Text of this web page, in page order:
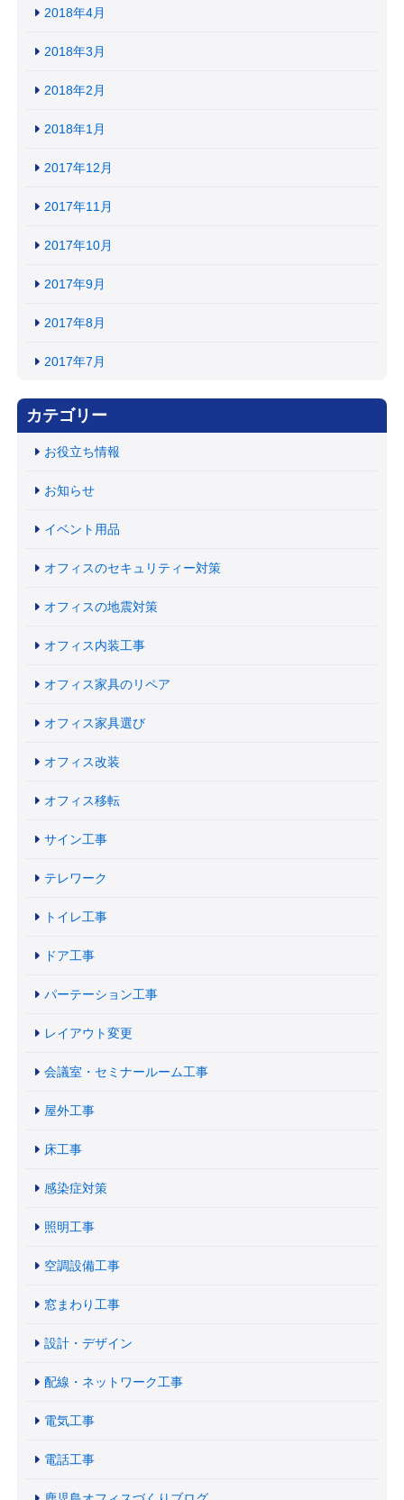
2018年4月
2018年3月
2018年2月
2018年1月
2017年12月
2017年11月
2017年10月
2017年9月
2017年8月
2017年7月
カテゴリー
お役立ち情報
お知らせ
イベント用品
オフィスのセキュリティー対策
オフィスの地震対策
オフィス内装工事
オフィス家具のリペア
オフィス家具選び
オフィス改装
オフィス移転
サイン工事
テレワーク
トイレ工事
ドア工事
パーテーション工事
レイアウト変更
会議室・セミナールーム工事
屋外工事
床工事
感染症対策
照明工事
空調設備工事
窓まわり工事
設計・デザイン
配線・ネットワーク工事
電気工事
電話工事